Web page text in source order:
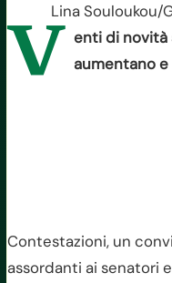
Lina Souloukou/
V
enti di novità
aumentano
Contestazioni, un
assordanti ai senatori